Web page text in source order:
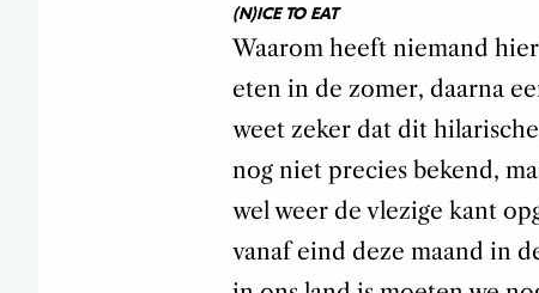
(N)ICE TO EAT
Waarom heeft niemand
eten in de zomer, daarna
weet zeker dat dit
nog niet precies bekend,
wel weer de vlezige kant
vanaf eind deze maand in